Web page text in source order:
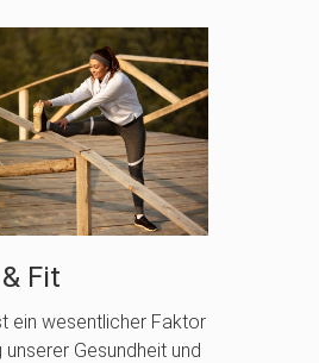
Fit
ein wesentlicher Faktor
unserer Gesundheit und